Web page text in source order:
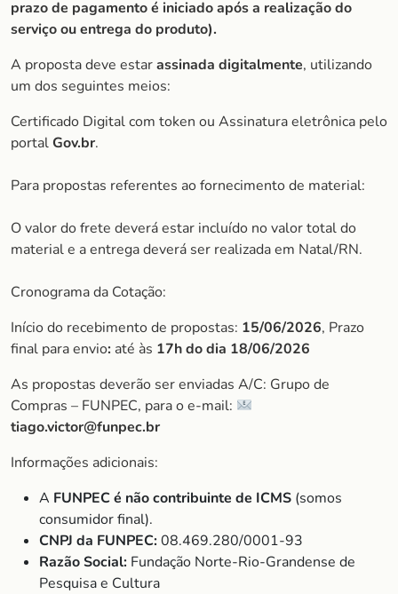
prazo de pagamento é iniciado após a realização do
serviço ou entrega do produto).
A proposta deve estarassinada digitalmente, utilizando
um dos seguintes meios:
Certificado Digital com token ou Assinatura eletrônica pelo
portalGov.br.
Para propostas referentes ao fornecimento de material:
O valor do frete deverá estar incluído no valor total do
material e a entrega deverá ser realizada em Natal/RN.
Cronograma da Cotação:
Início do recebimento de propostas: 15/06/2026, Prazo
final para envio: até às 17h do dia 18/06/2026
As propostas deverão ser enviadas A/C: Grupo de
Compras – FUNPEC, para o e-mail:
tiago.victor@funpec.br
Informações adicionais:
A FUNPEC é não contribuinte de ICMS (somos
consumidor final).
CNPJ da FUNPEC:08.469.280/0001-93
Razão Social: Fundação Norte-Rio-Grandense de
Pesquisa e Cultura